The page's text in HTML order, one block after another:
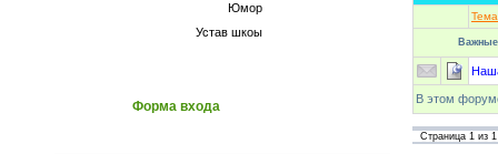
Юмор
Устав шкоы
Форма входа
Тема
В этом
Страница 1 из 1